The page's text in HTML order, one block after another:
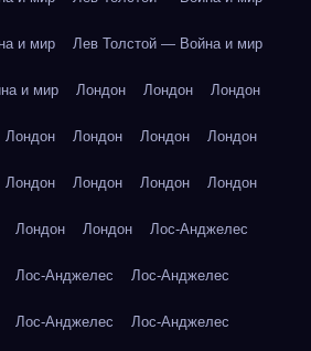
и мир Лев Толстой — Война и мир
и мир Лондон Лондон Лондон
Лондон Лондон Лондон Лондон
Лондон Лондон Лондон Лондон
Лондон Лондон Лос-Анджелес
Лос-Анджелес Лос-Анджелес
Лос-Анджелес Лос-Анджелес